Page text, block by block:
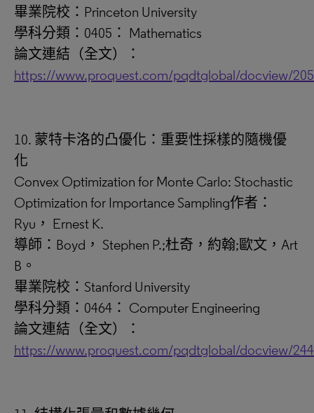
畢業院校：Princeton University
學科分類：0405： Mathematics
論文連結（全文）：
https://www.proquest.com/pqdtglobal/docview/
10. 蒙特卡洛的凸優化：重要性採樣的隨機優
化
Convex Optimization for Monte Carlo: Stochastic
Optimization for Importance Sampling作者：
Ryu， Ernest K.
導師：Boyd， Stephen P.;杜奇，約翰;歐文，Art
B。
畢業院校：Stanford University
學科分類：0464： Computer Engineering
論文連結（全文）：
https://www.proquest.com/pqdtglobal/docview/